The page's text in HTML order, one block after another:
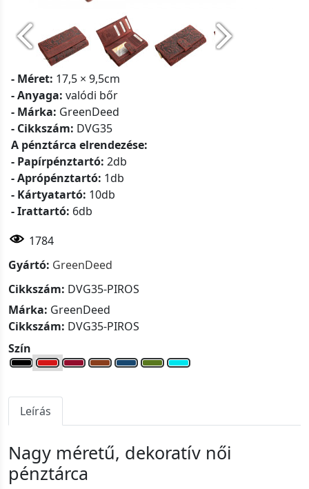
- Méret: 17,5 × 9,5cm
- Anyaga: valódi bőr
- Márka: GreenDeed
- Cikkszám: DVG35
A pénztárca elrendezése:
- Papírpénztartó: 2db
- Aprópénztartó: 1db
- Kártyatartó: 10db
- Irattartó: 6db
1784
Gyártó: GreenDeed
Cikkszám: DVG35-PIROS
Márka: GreenDeed
Cikkszám: DVG35-PIROS
Szín
Leírás
Nagy méretű, dekoratív női
pénztárca